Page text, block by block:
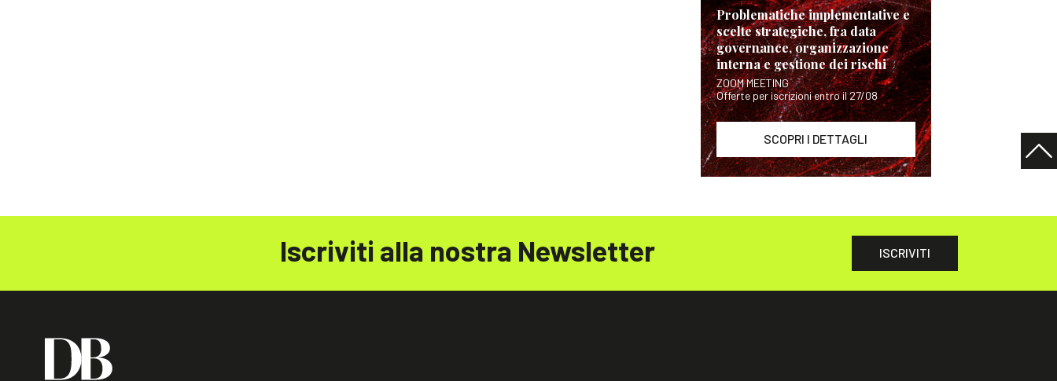
Problematiche implementative e
scelte strategiche, fra data
governance, organizzazione
interna e gestione dei rischi
ZOOM MEETING
Offerte per iscrizioni entro il 27/08
SCOPRI I DETTAGLI
Iscriviti alla nostra Newsletter ISCRIVITI